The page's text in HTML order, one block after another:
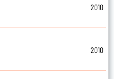
2010
2010